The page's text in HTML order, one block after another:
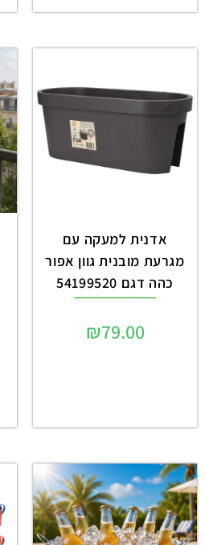
אדנית למעקה עם
מגרעת מובנית גוון אפור
כהה דגם 54199520
₪79.00